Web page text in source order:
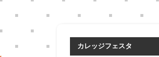
カレッジフェスタ